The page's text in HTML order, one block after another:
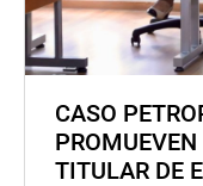
CASO
TITULAR DE